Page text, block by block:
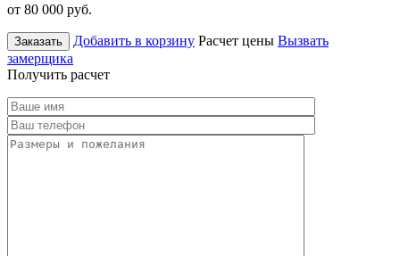
от 80 000 руб.
Заказать Добавить в корзину Расчет цены Вызвать
замерщика
Получить расчет